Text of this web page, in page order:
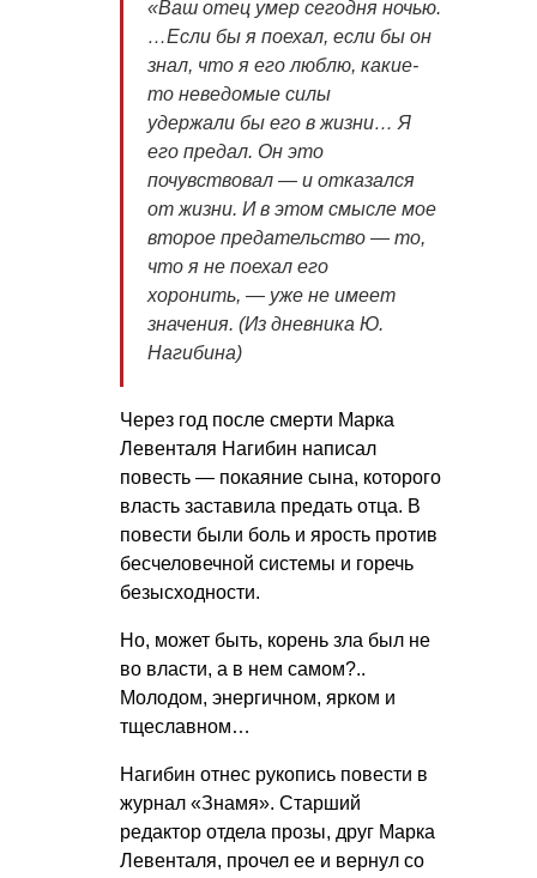
«Ваш отец умер сегодня ночью.
…Если бы я поехал, если бы он
знал, что я его люблю, какие-
то неведомые силы
удержали бы его в жизни… Я
его предал. Он это
почувствовал — и отказался
от жизни. И в этом смысле мое
второе предательство — то,
что я не поехал его
хоронить, — уже не имеет
значения. (Из дневника Ю.
Нагибина)
Через год после смерти Марка
Левенталя Нагибин написал
повесть — покаяние сына, которого
власть заставила предать отца. В
повести были боль и ярость против
бесчеловечной системы и горечь
безысходности.
Но, может быть, корень зла был не
во власти, а в нем самом?..
Молодом, энергичном, ярком и
тщеславном…
Нагибин отнес рукопись повести в
журнал «Знамя». Старший
редактор отдела прозы, друг Марка
Левенталя, прочел ее и вернул со